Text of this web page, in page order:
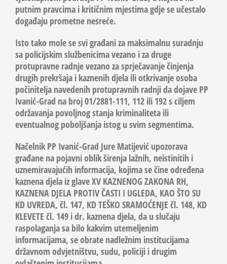
putnim pravcima i kritičnim mjestima gdje se učestalo
događaju prometne nesreće.
Isto tako mole se svi građani za maksimalnu suradnju
sa policijskim službenicima vezano i za druge
protupravne radnje vezano za sprječavanje činjenja
drugih prekršaja i kaznenih djela ili otkrivanje osoba
počinitelja navedenih protupravnih radnji da dojave PP
Ivanić-Grad na broj 01/2881-111, 112 ili 192 s ciljem
održavanja povoljnog stanja kriminaliteta ili
eventualnog poboljšanja istog u svim segmentima.
Načelnik PP Ivanić-Grad Jure Matijević upozorava
građane na pojavni oblik širenja lažnih, neistinitih i
uznemiravajućih informacija, kojima se čine određena
kaznena djela iz glave XV KAZNENOG ZAKONA RH,
KAZNENA DJELA PROTIV ČASTI I UGLEDA, KAO ŠTO SU
KD UVREDA, čl. 147, KD TEŠKO SRAMOĆENJE čl. 148, KD
KLEVETE čl. 149 i dr. kaznena djela, da u slučaju
raspolaganja sa bilo kakvim utemeljenim
informacijama, se obrate nadležnim institucijama
državnom odvjetništvu, sudu, policiji i drugim